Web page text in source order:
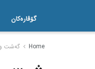
گۆڤاره‌کان
Home گه‌شت و